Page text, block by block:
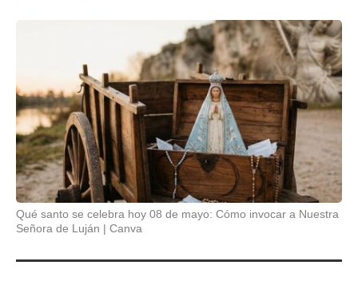
Qué santo se celebra hoy 08 de mayo: Cómo invocar a Nuestra
Señora de Luján
Canva